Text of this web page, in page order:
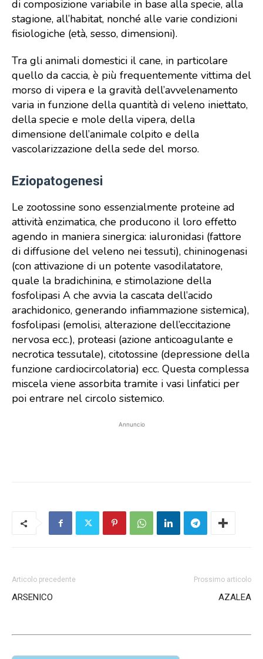
di composizione variabile in base alla specie, alla
stagione, all’habitat, nonché alle varie condizioni
fisiologiche (età, sesso, dimensioni).
Tra gli animali domestici il cane, in particolare
quello da caccia, è più frequentemente vittima del
morso di vipera e la gravità dell’avvelenamento
varia in funzione della quantità di veleno iniettato,
della specie e mole della vipera, della
dimensione dell’animale colpito e della
vascolarizzazione della sede del morso.
Eziopatogenesi
Le zootossine sono essenzialmente proteine ad
attività enzimatica, che producono il loro effetto
agendo in maniera sinergica: ialuronidasi (fattore
di diffusione del veleno nei tessuti), chininogenasi
(con attivazione di un potente vasodilatatore,
quale la bradichinina, e stimolazione della
fosfolipasi A che avvia la cascata dell’acido
arachidonico, generando infiammazione sistemica),
fosfolipasi (emolisi, alterazione dell’eccitazione
nervosa ecc.), proteasi (azione anticoagulante e
necrotica tessutale), citotossine (depressione della
funzione cardiocircolatoria) ecc. Questa complessa
miscela viene assorbita tramite i vasi linfatici per
poi entrare nel circolo sistemico.
Annuncio
Articolo precedente
ARSENICO
Prossimo articolo
AZALEA